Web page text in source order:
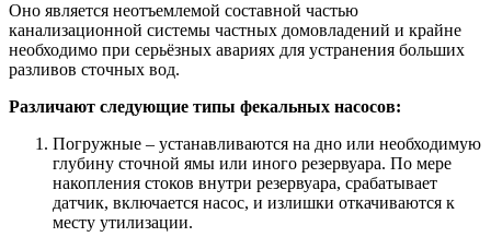
Оно является неотъемлемой составной частью
канализационной системы частных домовладений и крайне
необходимо при серьёзных авариях для устранения больших
разливов сточных вод.
Различают следующие типы фекальных насосов:
Погружные – устанавливаются на дно или необходимую
глубину сточной ямы или иного резервуара. По мере
накопления стоков внутри резервуара, срабатывает
датчик, включается насос, и излишки откачиваются к
месту утилизации.